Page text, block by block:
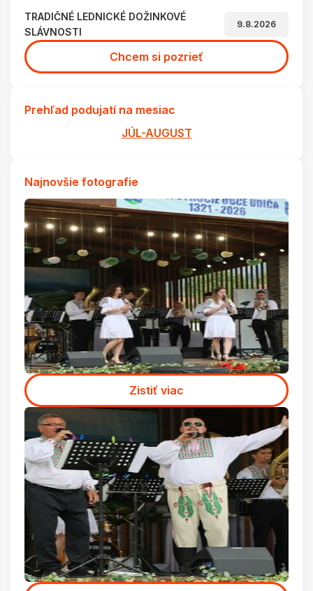
TRADIČNÉ LEDNICKÉ DOŽINKOVÉ
SLÁVNOSTI
9.8.2026
Chcem si pozrieť
Prehľad podujatí na mesiac
JÚL-AUGUST
Najnovšie fotografie
Zistiť viac